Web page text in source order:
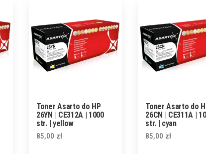
Toner Asarto do HP
26YN | CE312A | 1000
str. | yellow
85,00 zł
Toner Asarto do
26CN | CE311A |
str. | cyan
85,00 zł